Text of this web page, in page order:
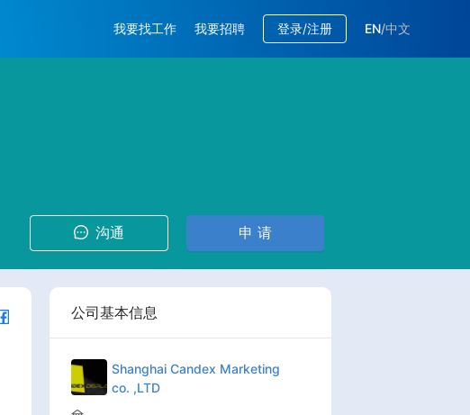
我要找工作 我要招聘 登录/注册 EN/中文
沟通 申 请
公司基本信息
Shanghai Candex Marketing
co. ,LTD